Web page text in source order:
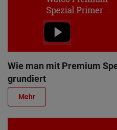
Wie man mit Premium
grundiert
Mehr